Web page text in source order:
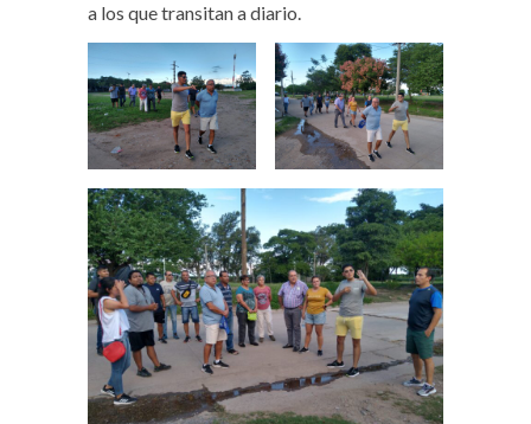
a los que transitan a diario.